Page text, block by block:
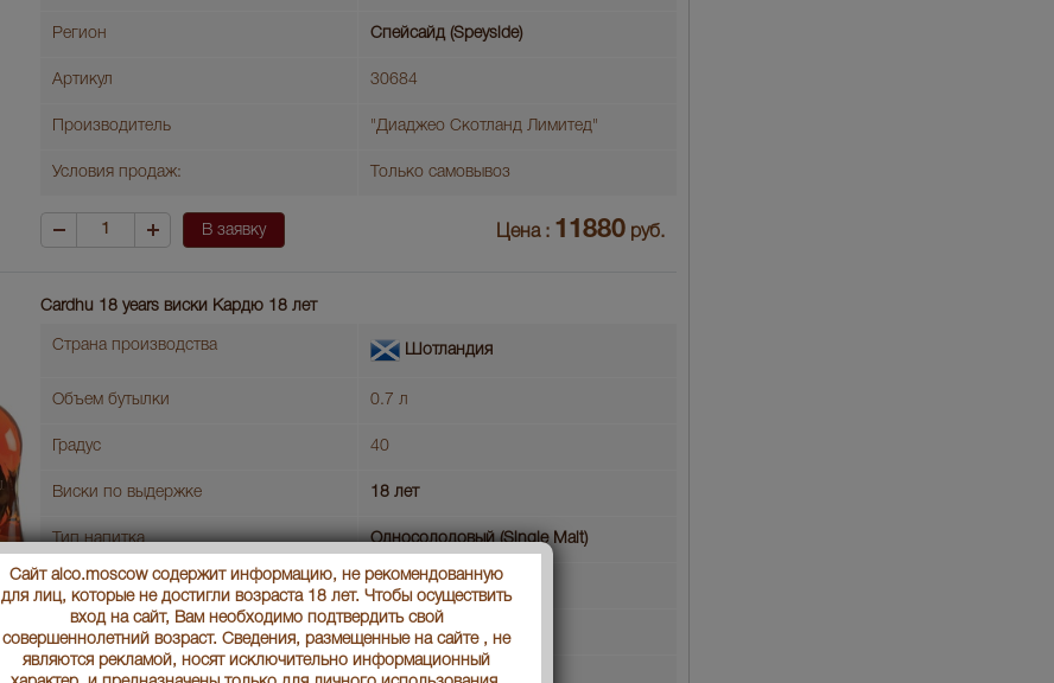
Регион Спейсайд (Speyside)
Артикул 30684
Производитель "Диаджео Скoтланд Лимитeд"
Условия продаж: Только самовывоз
В заявку Цена : 11880 руб.
Cardhu 18 years виски Кардю 18 лет
Страна производства Шотландия
Объем бутылки 0.7 л
Градус 40
Виски по выдержке 18 лет
Тип напитка Односолодовый (Single Malt)
Выдержка лет 18
Регион Спейсайд (Speyside)
Артикул 30683
Сайт alco.moscow содержит информацию, не рекомендованную
для лиц, которые не достигли возраста 18 лет. Чтобы осуществить
вход на сайт, Вам необходимо подтвердить свой
совершеннолетний возраст. Сведения, размещенные на сайте , не
являются рекламой, носят исключительно информационный